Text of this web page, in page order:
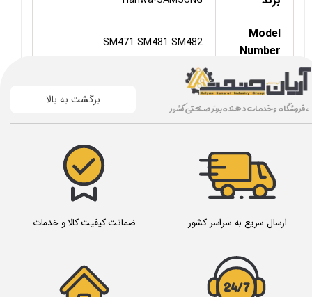
Model
Number
SM471 SM481 SM482
نام HOME SENSOR(AM03-014949B)
مدل
SM320 SM321 SM411 SM421
کشور
سازنده
کره
ضمانت کیفیت کالا و خدمات
برگشت به بالا ، فروشگاه و خدمات دهنده برتر صنعتی کشور
ارسال سریع به سراسر کشور
24/7